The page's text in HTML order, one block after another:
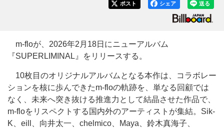
送る
シェア
ポスト
m-floが、2026年2月18日にニューアルバム
『SUPERLIMINAL』をリリースする。
10枚目のオリジナルアルバムとなる本作は、コラボレー
ションを核に歩んできたm-floの軌跡を、単なる回顧では
なく、未来へ突き抜ける推進力として結晶させた作品で、
m-floをリスペクトする国内外のアーティストが集結。Sik-
K、eill、向井太一、chelmico、Maya、鈴木真海子、